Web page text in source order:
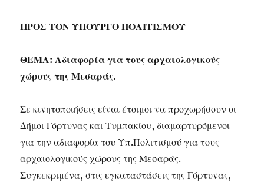
ΠΡΟΣ ΤΟΝ ΥΠΟΥΡΓΟ ΠΟΛΙΤΙΣΜΟΥ
ΘΕΜΑ: Αδιαφορία για τους αρχαιολογικούς
χώρους της Μεσαράς.
Σε κινητοποιήσεις είναι έτοιμοι να προχωρήσουν οι
Δήμοι Γόρτυνας και Τυμπακίου, διαμαρτυρόμενοι
για την αδιαφορία του Υπ.Πολιτισμού για τους
αρχαιολογικούς χώρους της Μεσαράς.
Συγκεκριμένα, στις εγκαταστάσεις της Γόρτυνας,